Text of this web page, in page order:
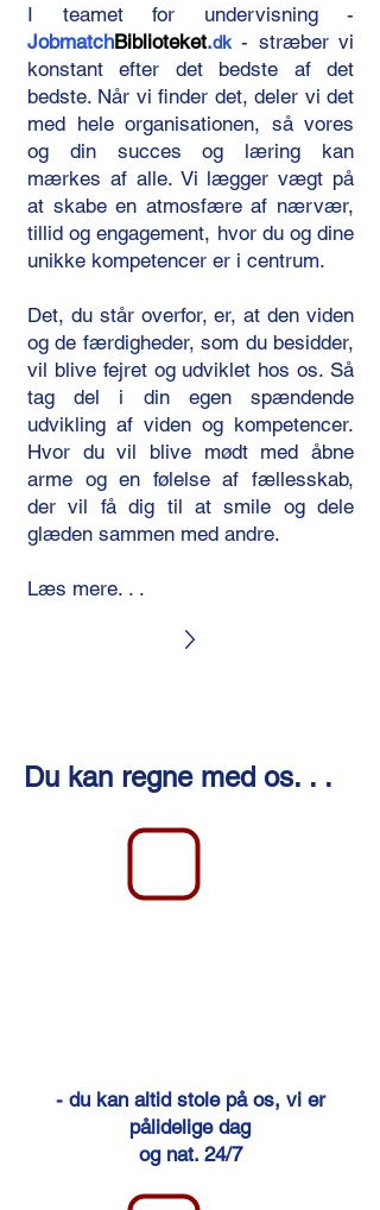
​I teamet for undervisning -
JobmatchBiblioteket.dk - stræber vi
konstant efter det bedste af det
bedste. Når vi finder det, deler vi det
med hele organisationen, så vores
og din succes og læring kan
mærkes af alle. Vi lægger vægt på
at skabe en atmosfære af nærvær,
tillid og engagement, hvor du og dine
unikke kompetencer er i centrum.
​Det, du står overfor, er, at den viden
og de færdigheder, som du besidder,
vil blive fejret og udviklet hos os. Så
tag del i din egen spændende
udvikling af viden og kompetencer.
Hvor du vil blive mødt med åbne
arme og en følelse af fællesskab,
der vil få dig til at smile og dele
glæden sammen med andre.
Læs mere. . .
Du kan regne med os. . .
- du kan altid stole på os, vi er
pålidelige dag
og nat. 24/7